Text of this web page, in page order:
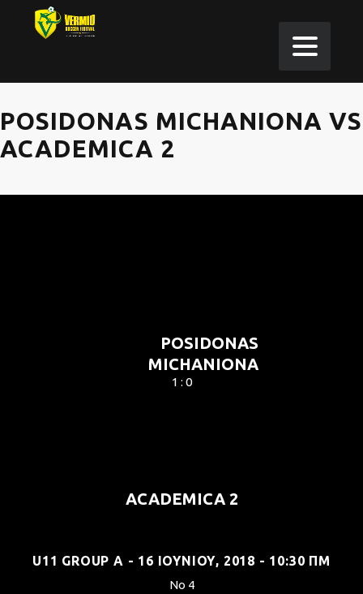
POSIDONAS MICHANIONA VS
ACADEMICA 2
POSIDONAS
MICHANIONA
1 : 0
ACADEMICA 2
U11 GROUP A - 16 ΙΟΥΝΊΟΥ, 2018 - 10:30 ΠΜ
No 4